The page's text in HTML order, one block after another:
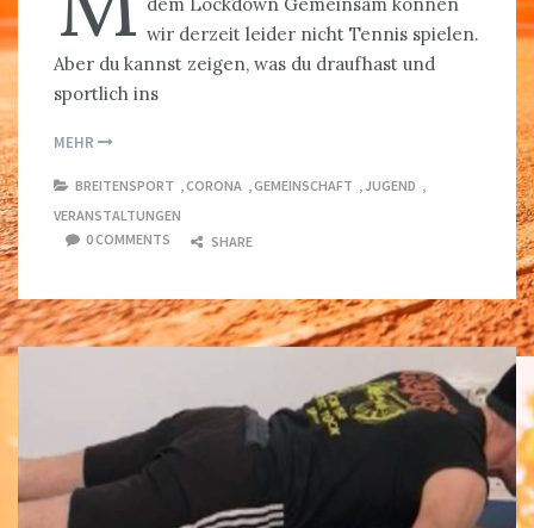
dem Lockdown Gemeinsam können
wir derzeit leider nicht Tennis spielen.
Aber du kannst zeigen, was du draufhast und
sportlich ins
MEHR
BREITENSPORT ,CORONA ,GEMEINSCHAFT ,JUGEND ,
VERANSTALTUNGEN
0 COMMENTS
SHARE